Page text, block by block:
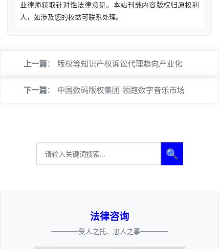
业律师获取针对性法律意见。本站刊载内容版权归原权利
人，如涉及您的权益可联系处理。
上一篇： 版权等知识产权诉讼代理趋向产业化
下一篇： 中国数码版权集团 领跑数字音乐市场
🔍
法律咨询
————受人之托、忠人之事————